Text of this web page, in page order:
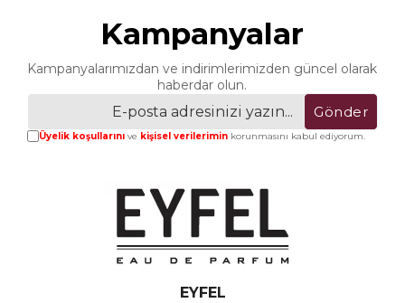
Kampanyalar
Kampanyalarımızdan ve indirimlerimizden güncel olarak
haberdar olun.
Gönder
Üyelik koşullarınıve kişisel verileriminkorunmasını kabul ediyorum.
EYFEL